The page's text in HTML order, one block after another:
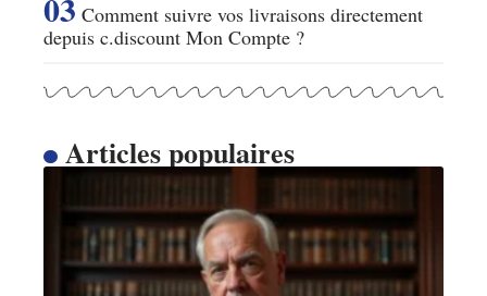
Comment suivre vos livraisons directement
depuis c.discount Mon Compte ?
Articles populaires